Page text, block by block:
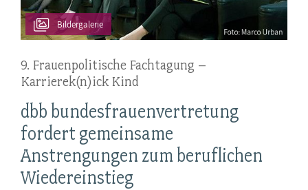
Bildergalerie
9. Frauenpolitische Fachtagung –
Karrierek(n)ick Kind
dbb bundesfrauenvertretung
fordert gemeinsame
Anstrengungen zum beruflichen
Wiedereinstieg